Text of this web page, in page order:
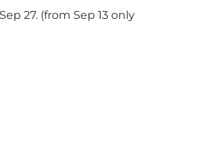
27. (from Sep 13 only